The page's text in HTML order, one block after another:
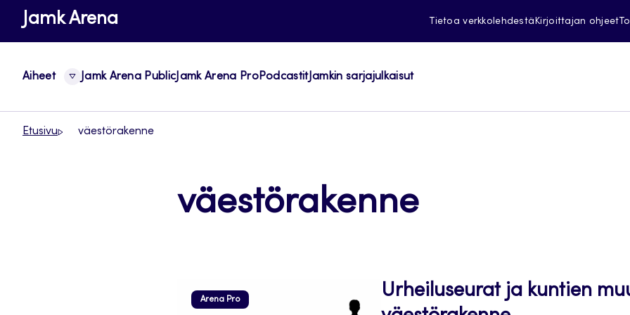
SiirryJamk Arena Tietoa verkkolehdestäKirjoittajan ohjeet
Aiheet Jamk Arena PublicJamk Arena ProPodcastitJamkin sarjajulkaisut
Etusivu väestörakenne
väestörakenne
Arena Pro
Urheiluseurat ja kuntien